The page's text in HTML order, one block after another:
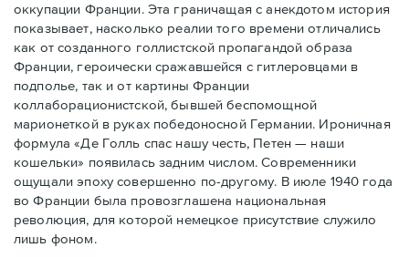
оккупации Франции. Эта граничащая с анекдотом история
показывает, насколько реалии того времени отличались
как от созданного голлистской пропагандой образа
Франции, героически сражавшейся с гитлеровцами в
подполье, так и от картины Франции
коллаборационистской, бывшей беспомощной
марионеткой в руках победоносной Германии. Ироничная
формула «Де Голль спас нашу честь, Петен — наши
кошельки» появилась задним числом. Современники
ощущали эпоху совершенно по-другому. В июле 1940 года
во Франции была провозглашена национальная
революция, для которой немецкое присутствие служило
лишь фоном.